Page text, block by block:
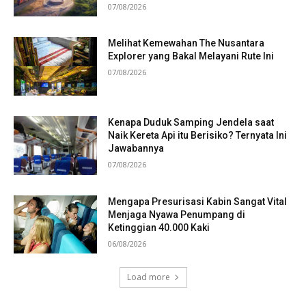
07/08/2026
Melihat Kemewahan The Nusantara
Explorer yang Bakal Melayani Rute Ini
07/08/2026
Kenapa Duduk Samping Jendela saat
Naik Kereta Api itu Berisiko? Ternyata Ini
Jawabannya
07/08/2026
Mengapa Presurisasi Kabin Sangat Vital
Menjaga Nyawa Penumpang di
Ketinggian 40.000 Kaki
06/08/2026
Load more